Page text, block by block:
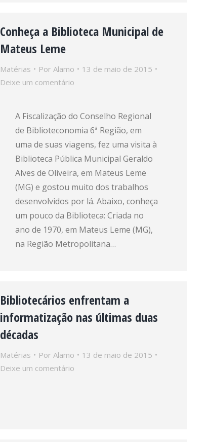
Conheça a Biblioteca Municipal de
Mateus Leme
Matérias Por Alamo
13 de maio de 2015
Deixe um comentário
A Fiscalização do Conselho Regional
de Biblioteconomia 6ª Região, em
uma de suas viagens, fez uma visita à
Biblioteca Pública Municipal Geraldo
Alves de Oliveira, em Mateus Leme
(MG) e gostou muito dos trabalhos
desenvolvidos por lá. Abaixo, conheça
um pouco da Biblioteca: Criada no
ano de 1970, em Mateus Leme (MG),
na Região Metropolitana…
Bibliotecários enfrentam a
informatização nas últimas duas
décadas
Matérias Por Alamo
13 de maio de 2015
Deixe um comentário